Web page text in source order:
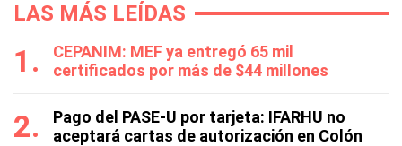
LAS MÁS LEÍDAS
CEPANIM: MEF ya entregó 65 mil
certificados por más de $44 millones
Pago del PASE-U por tarjeta: IFARHU no
aceptará cartas de autorización en Colón